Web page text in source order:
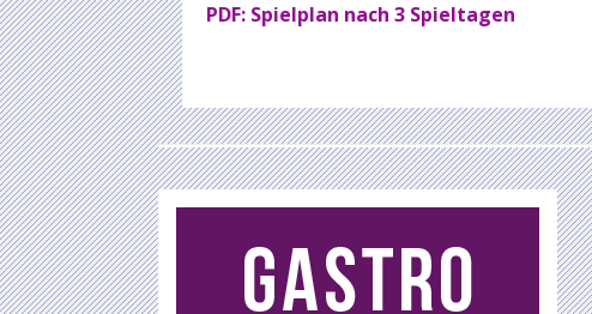
PDF: Spielplan nach 3 Spieltagen